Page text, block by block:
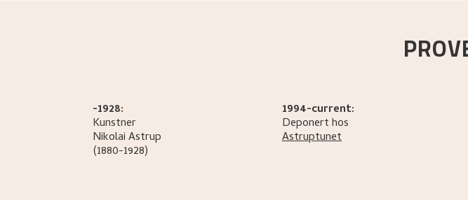
-1928:
Kunstner
NikolaiAstrup
(1880-1928)
1994-current:
Deponert hos
Astruptunet